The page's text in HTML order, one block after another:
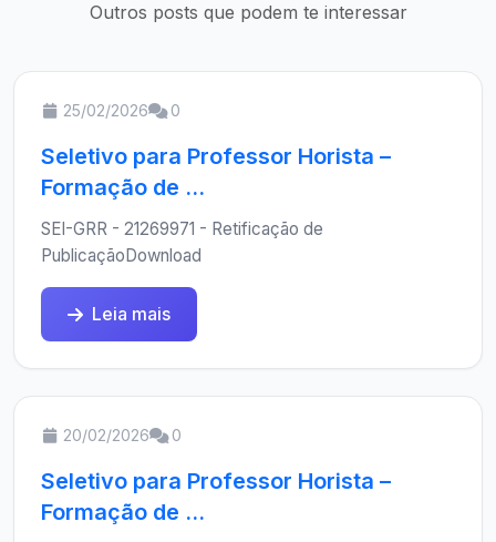
Outros posts que podem te interessar
25/02/2026 0
Seletivo para Professor Horista –
Formação de ...
SEI-GRR - 21269971 - Retificação de
PublicaçãoDownload
Leia mais
20/02/2026 0
Seletivo para Professor Horista –
Formação de ...